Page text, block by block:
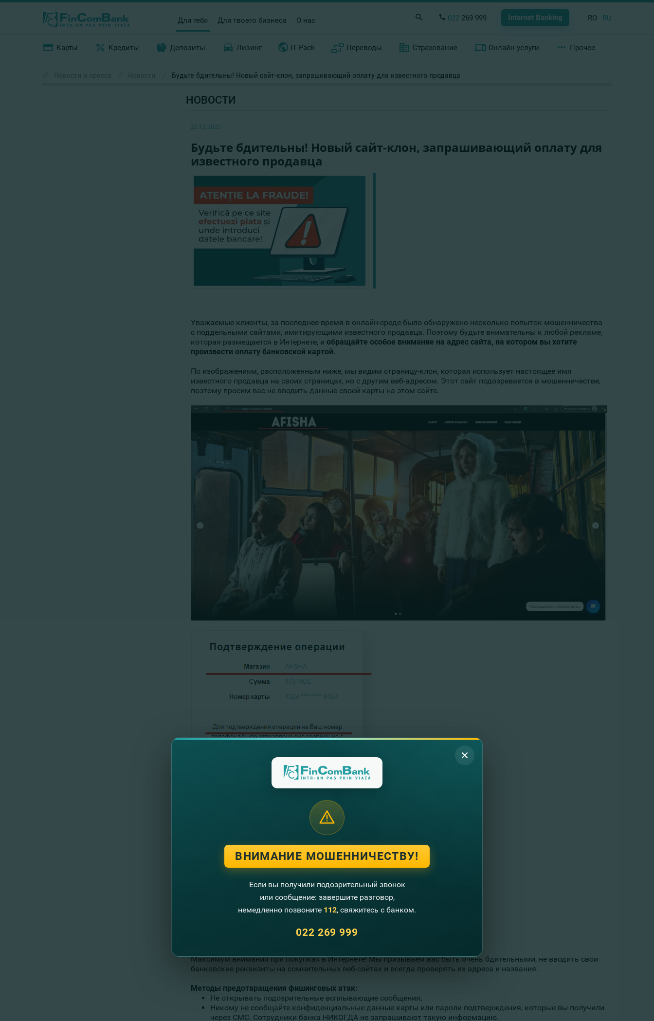
Для тебя Для твоего бизнеса О нас 022 269 999 Internet Banking RO RU
Карты Кредиты Депозиты Лизинг IT Pack Переводы Страхование Онлайн услуги Прочее
Будьте бдительны! Новый сайт-клон, запрашивающий оплату для известного продавца
НОВОСТИ
22.12.2022
Будьте бдительны! Новый сайт-клон, запрашивающий оплату для
известного продавца
Уважаемые клиенты, за последнее время в онлайн-среде было обнаружено несколько попыток мошенничества
с поддельными сайтами, имитирующими известного продавца. Поэтому будьте внимательны к любой рекламе,
которая размещается в Интернете, и обращайте особое внимание на адрес сайта, на котором вы хотите
произвести оплату банковской картой.
По изображениям, расположенным ниже, мы видим страницу-клон, которая использует настоящее имя
известного продавца на своих страницах, но с другим веб-адресом. Этот сайт подозревается в мошенничестве,
поэтому просим вас не вводить данные своей карты на этом сайте.
Максимум внимания при покупках в Интернете! Мы призываем вас быть очень бдительными, не вводить свои
банковские реквизиты на сомнительных веб-сайтах и всегда проверять их адреса и названия.
Методы предотвращения фишинговых атак:
Не открывать подозрительные всплывающие сообщения;
Никому не сообщайте конфиденциальные данные карты или пароли подтверждения, которые вы получили
через СМС. Сотрудники банка НИКОГДА не запрашивают такую ​​информацию.
ВНИМАНИЕ МОШЕННИЧЕСТВУ!
Если вы получили подозрительный звонок
или сообщение: завершите разговор,
немедленно позвоните 112, свяжитесь с банком.
022 269 999